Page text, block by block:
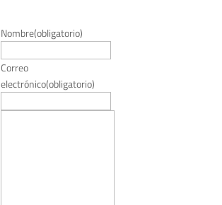
Nombre(obligatorio)
Correo
electrónico(obligatorio)